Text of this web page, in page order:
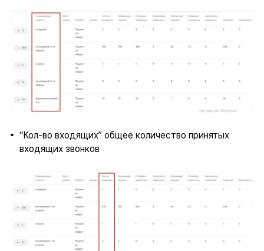
“Кол-во входящих” общее количество принятых
входящих звонков